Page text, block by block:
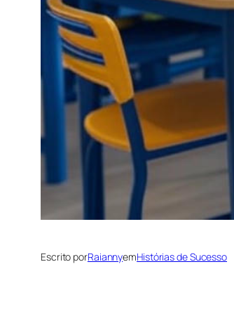
Escrito porRaiannyemHistórias de Sucesso